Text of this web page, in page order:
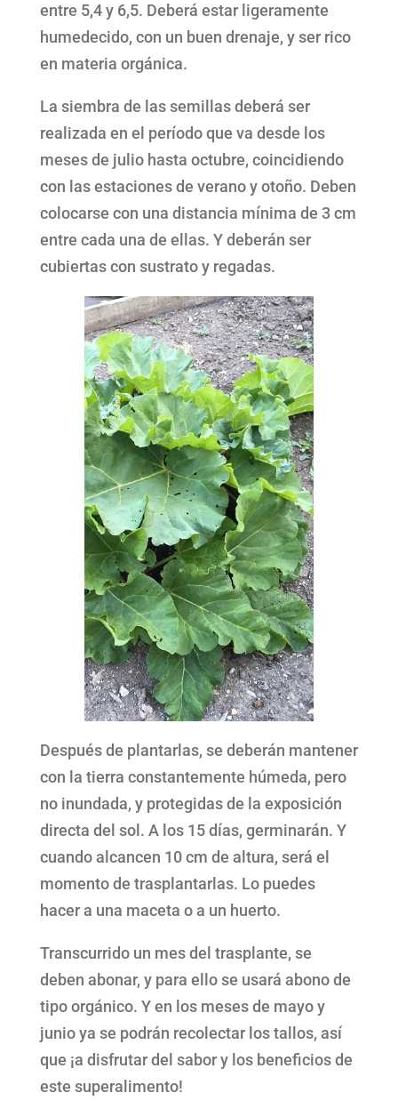
entre 5,4 y 6,5. Deberá estar ligeramente
humedecido, con un buen drenaje, y ser rico
en materia orgánica.
La siembra de las semillas deberá ser
realizada en el período que va desde los
meses de julio hasta octubre, coincidiendo
con las estaciones de verano y otoño. Deben
colocarse con una distancia mínima de 3 cm
entre cada una de ellas. Y deberán ser
cubiertas con sustrato y regadas.
Después de plantarlas, se deberán mantener
con la tierra constantemente húmeda, pero
no inundada, y protegidas de la exposición
directa del sol. A los 15 días, germinarán. Y
cuando alcancen 10 cm de altura, será el
momento de trasplantarlas. Lo puedes
hacer a una maceta o a un huerto.
Transcurrido un mes del trasplante, se
deben abonar, y para ello se usará abono de
tipo orgánico. Y en los meses de mayo y
junio ya se podrán recolectar los tallos, así
que ¡a disfrutar del sabor y los beneficios de
este superalimento!